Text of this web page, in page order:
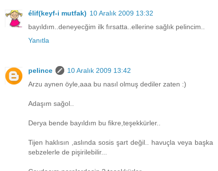
élif(keyf-i mutfak) 10 Aralık 2009 13:32
bayıldım..deneyecğim ilk fırsatta..ellerine sağlık pelincim..
Yanıtla
pelince
10 Aralık 2009 13:42
Arzu aynen öyle,aaa bu nasıl olmuş dediler zaten :)
Adaşım sağol..
Derya bende bayıldım bu fikre,teşekkürler..
Tijen haklısın ,aslında sosis şart değil.. havuçla veya başka
sebzelerle de pişirilebilir...